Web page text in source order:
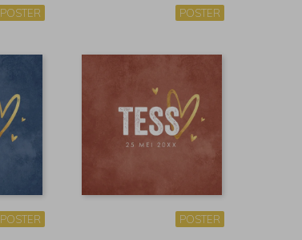
POSTER POSTER
POSTER POSTER